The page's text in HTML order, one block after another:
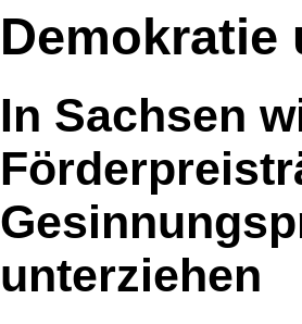
Demokratie
In Sachsen
unterziehen